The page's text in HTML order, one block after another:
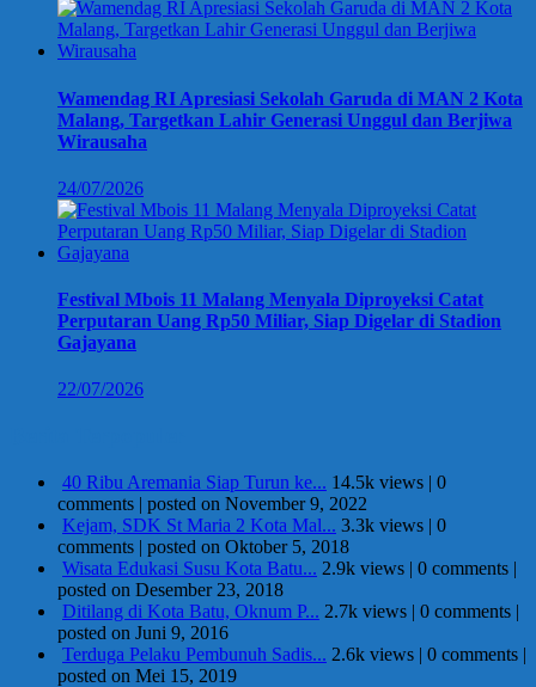
Wamendag RI Apresiasi Sekolah Garuda di MAN 2 Kota
Malang, Targetkan Lahir Generasi Unggul dan Berjiwa
Wirausaha
24/07/2026
Festival Mbois 11 Malang Menyala Diproyeksi Catat
Perputaran Uang Rp50 Miliar, Siap Digelar di Stadion
Gajayana
22/07/2026
40 Ribu Aremania Siap Turun ke... 14.5k views | 0
comments | posted on November 9, 2022
Kejam, SDK St Maria 2 Kota Mal... 3.3k views | 0
comments | posted on Oktober 5, 2018
Wisata Edukasi Susu Kota Batu... 2.9k views | 0 comments |
posted on Desember 23, 2018
Ditilang di Kota Batu, Oknum P... 2.7k views | 0 comments |
posted on Juni 9, 2016
Terduga Pelaku Pembunuh Sadis... 2.6k views | 0 comments |
posted on Mei 15, 2019